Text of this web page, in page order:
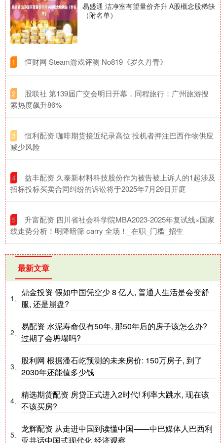
易盛通 洁净室有望量价齐升 A股概念股稀缺
（附名单）
1 ​恒财网 Steam游戏评测 No819《岁久丹青》
2
​股联社 第139届广交会明日开幕，同程旅行：广州旅游搜
索热度飙升86%
3
​恒利配资 咖啡期货接近纪录高位 投机者押注巴西作物供应
减少风险
4
​益丰配资 久泰新材料科技股份作为被告被上诉人的1起涉及
招标投标买卖合同纠纷的诉讼将于2025年7月29日开庭
5
​升富配资 四川省社会科学院MBA2023-2025年复试线×国家
线走势分析！明降暗筛 carry 全场！_在职_门槛_招生
最新文章
1、
鼎金投资 假如中国凭空少 8 亿人, 普通人生活是会变舒
服, 还是崩盘?
2、
易配资 水泥寿命仅有50年, 那50年后的房子该怎么办?
过期了会坍塌吗?
3、
股利网 根据潘石屹预测的未来房价: 150万房子, 到了
2030年还能值多少钱
4、
精选期货配资 房贷正式进入2时代! 利率大跳水, 现在该
不该买房?
5、
龙辉配资 从走进中国到读懂中国——中巴媒体人巴西利
亚共话中国式现代化 经济观察